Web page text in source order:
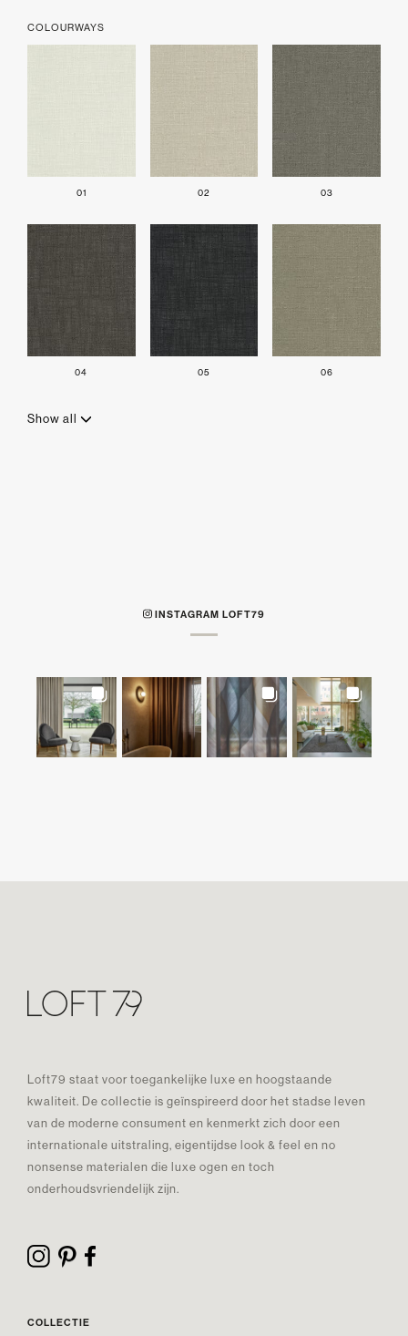
COLOURWAYS
01 02 03
04 05 06
Show all
INSTAGRAM LOFT79
Loft79 staat voor toegankelijke luxe en hoogstaande
kwaliteit. De collectie is geïnspireerd door het stadse leven
van de moderne consument en kenmerkt zich door een
internationale uitstraling, eigentijdse look & feel en no
nonsense materialen die luxe ogen en toch
onderhoudsvriendelijk zijn.
COLLECTIE